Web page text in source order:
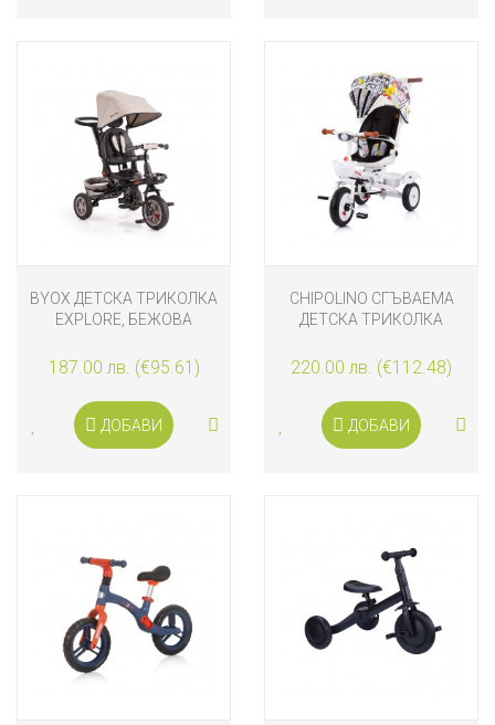
BYOX ДЕТСКА ТРИКОЛКА
EXPLORE, БЕЖОВА
187.00 лв. (€95.61)
ДОБАВИ
CHIPOLINO СГЪВАЕМА
ДЕТСКА ТРИКОЛКА
220.00 лв. (€112.48)
ДОБАВИ